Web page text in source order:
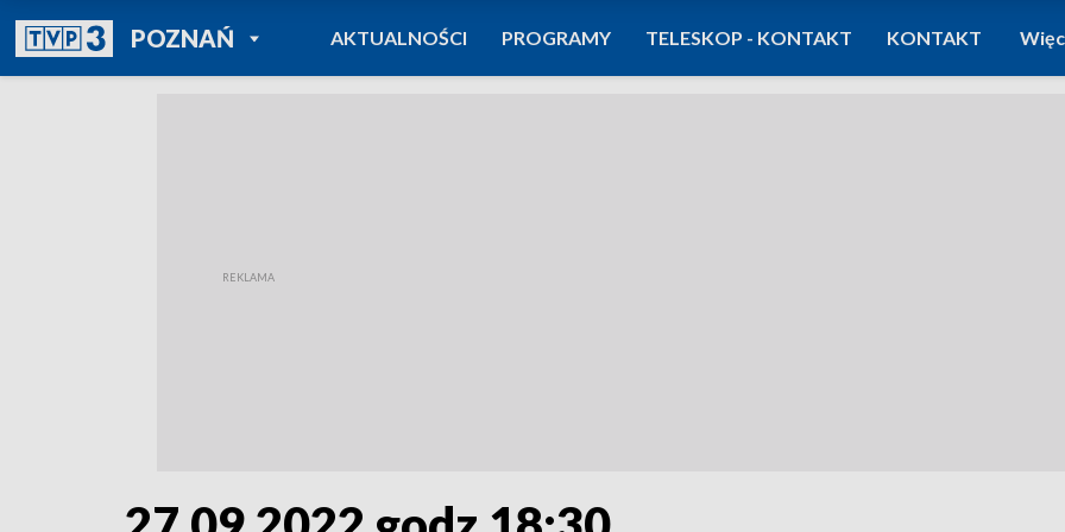
POZNAŃPOWRÓT DO
TVP REGIONY
AKTUALNOŚCI PROGRAMY TELESKOP - KONTAKT KONTAKT